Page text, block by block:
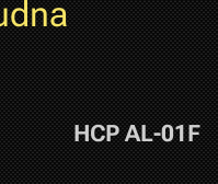
HCP AL-01F